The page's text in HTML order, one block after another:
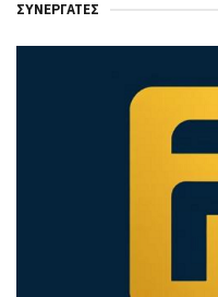
ΣΥΝΕΡΓΆΤΕΣ